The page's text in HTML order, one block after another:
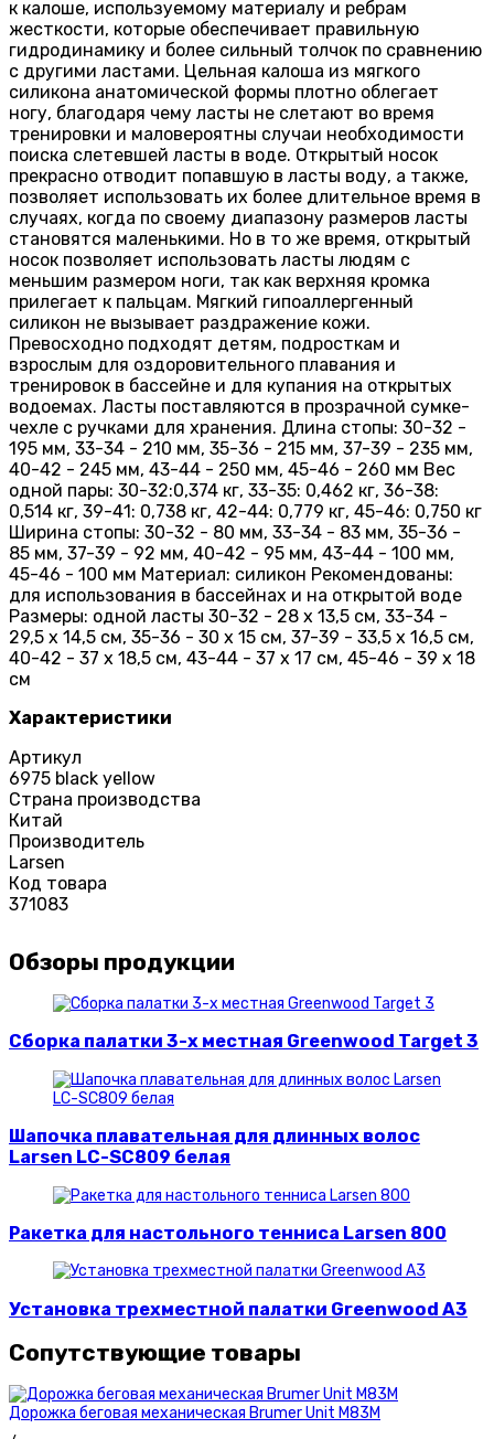
к калоше, используемому материалу и ребрам
жесткости, которые обеспечивает правильную
гидродинамику и более сильный толчок по сравнению
с другими ластами. Цельная калоша из мягкого
силикона анатомической формы плотно облегает
ногу, благодаря чему ласты не слетают во время
тренировки и маловероятны случаи необходимости
поиска слетевшей ласты в воде. Открытый носок
прекрасно отводит попавшую в ласты воду, а также,
позволяет использовать их более длительное время в
случаях, когда по своему диапазону размеров ласты
становятся маленькими. Но в то же время, открытый
носок позволяет использовать ласты людям с
меньшим размером ноги, так как верхняя кромка
прилегает к пальцам. Мягкий гипоаллергенный
силикон не вызывает раздражение кожи.
Превосходно подходят детям, подросткам и
взрослым для оздоровительного плавания и
тренировок в бассейне и для купания на открытых
водоемах. Ласты поставляются в прозрачной сумке-
чехле с ручками для хранения. Длина стопы: 30-32 -
195 мм, 33-34 - 210 мм, 35-36 - 215 мм, 37-39 - 235 мм,
40-42 - 245 мм, 43-44 - 250 мм, 45-46 - 260 мм Вес
одной пары: 30-32:0,374 кг, 33-35: 0,462 кг, 36-38:
0,514 кг, 39-41: 0,738 кг, 42-44: 0,779 кг, 45-46: 0,750 кг
Ширина стопы: 30-32 - 80 мм, 33-34 - 83 мм, 35-36 -
85 мм, 37-39 - 92 мм, 40-42 - 95 мм, 43-44 - 100 мм,
45-46 - 100 мм Материал: силикон Рекомендованы:
для использования в бассейнах и на открытой воде
Размеры: одной ласты 30-32 - 28 х 13,5 см, 33-34 -
29,5 х 14,5 см, 35-36 - 30 х 15 см, 37-39 - 33,5 х 16,5 см,
40-42 - 37 х 18,5 см, 43-44 - 37 х 17 см, 45-46 - 39 х 18
см
Характеристики
Артикул
6975 black yellow
Страна производства
Китай
Производитель
Larsen
Код товара
371083
Обзоры продукции
Сборка палатки 3-х местная Greenwood Target 3
Шапочка плавательная для длинных волос
Larsen LC-SC809 белая
Ракетка для настольного тенниса Larsen 800
Установка трехместной палатки Greenwood A3
Сопутствующие товары
Дорожка беговая механическая Brumer Unit M83M